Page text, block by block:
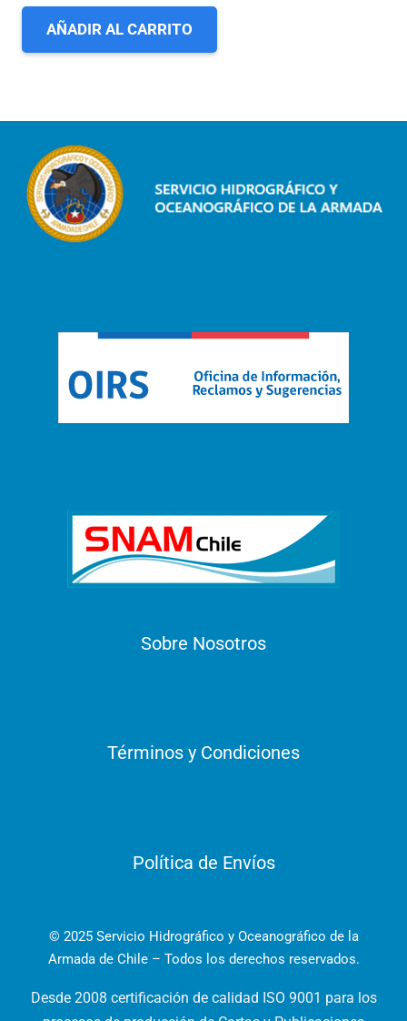
AÑADIR AL CARRITO
Sobre Nosotros
Términos y Condiciones
Política de Envíos
© 2025 Servicio Hidrográfico y Oceanográfico de la
Armada de Chile – Todos los derechos reservados.
Desde 2008 certificación de calidad ISO 9001 para los